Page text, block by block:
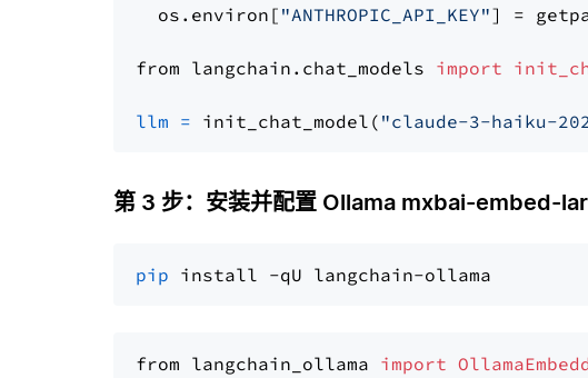
  os.environ[
"ANTHROPIC_API_KEY"] =
from langchain.chat_models import
llm = init_chat_model( "claude-3-haiku-
第 3 步：安装并配置 Ollama mxbai-embed-
pip
from langchain_ollama import